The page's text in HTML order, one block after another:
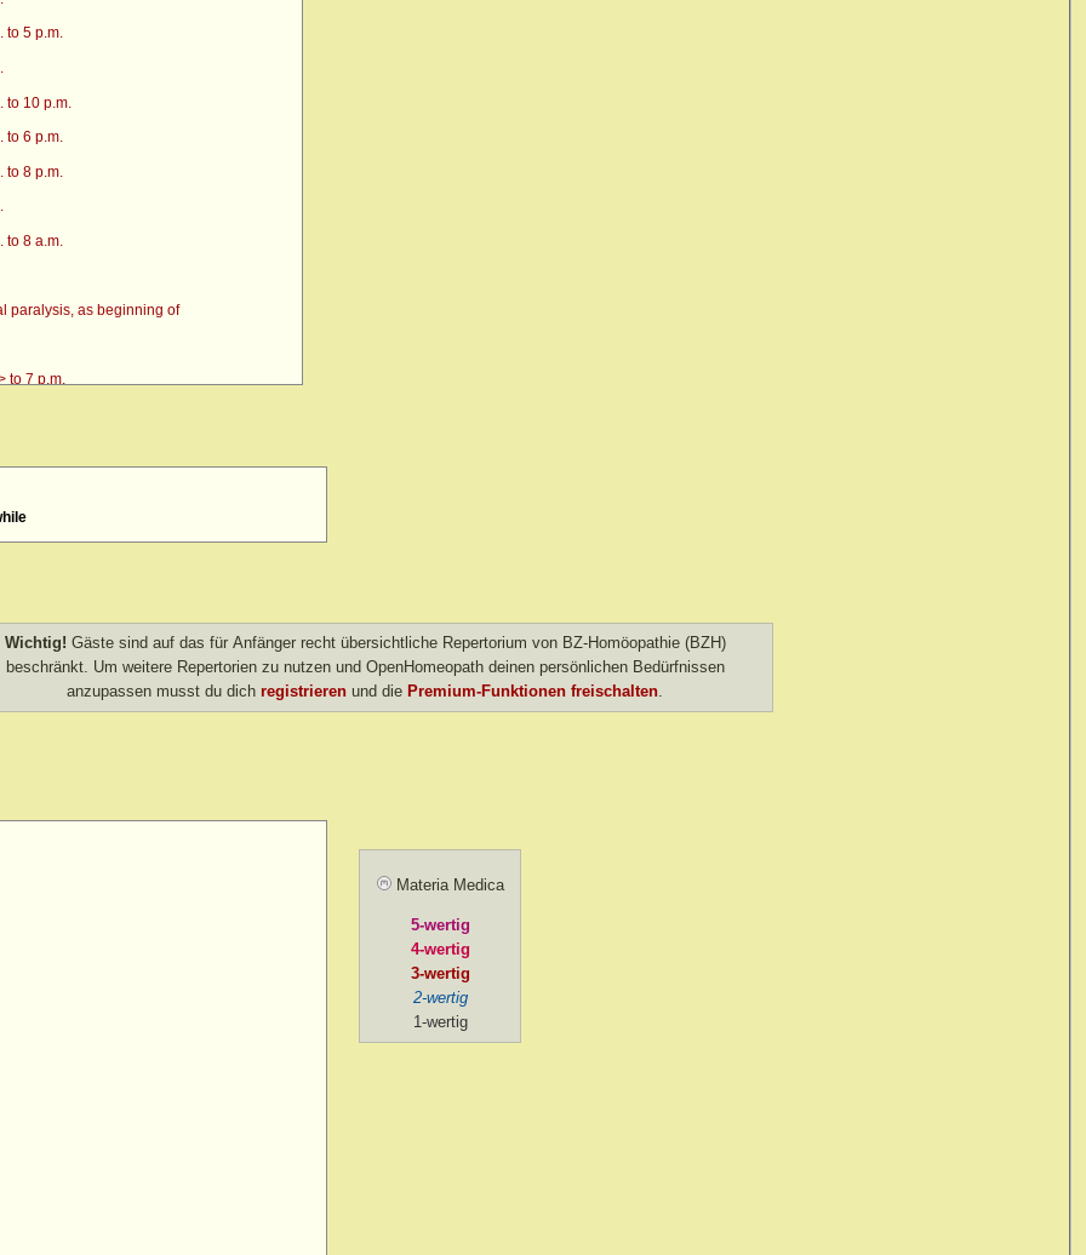
to 5 p.m.
to 10 p.m.
to 6 p.m.
to 8 p.m.
to 8 a.m.
paralysis, as beginning of
to 7 p.m.
amel.
evening
after agg.
agg.
Wichtig! Gäste sind auf das für Anfänger recht übersichtliche Repertorium von BZ-Homöopathie (BZH)
beschränkt. Um weitere Repertorien zu nutzen und OpenHomeopath deinen persönlichen Bedürfnissen
anzupassen musst du dich registrieren und die Premium-Funktionen freischalten
Materia Medica
5-wertig
4-wertig
3-wertig
2-wertig
1-wertig